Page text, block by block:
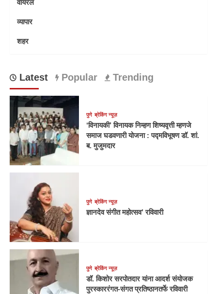
वायरल
व्यापार
शहर
Latest Popular Trending
पुणे ब्रेकिंग न्यूज़
‘विनायकी’ विनायक निम्हण शिष्यवृत्ती म्हणजे
समाज घडवणारी योजना : पद्मविभूषण डॉ. शां.
ब. मुजुमदार
पुणे ब्रेकिंग न्यूज़
ज्ञानदेव संगीत महोत्सव’ रविवारी
पुणे ब्रेकिंग न्यूज़
डॉ. किशोर सरपोतदार यांना आदर्श संयोजक
पुरस्काररंगत-संगत प्रतिष्ठानतर्फे रविवारी